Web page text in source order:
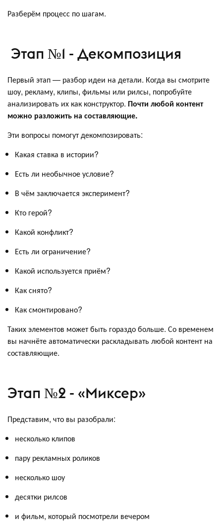
Разберём процесс по шагам.
Этап №1 - Декомпозиция
Первый этап — разбор идеи на детали. Когда вы смотрите
шоу, рекламу, клипы, фильмы или рилсы, попробуйте
анализировать их как конструктор. Почти любой контент
можно разложить на составляющие.
Эти вопросы помогут декомпозировать:
Какая ставка в истории?
Есть ли необычное условие?
В чём заключается эксперимент?
Кто герой?
Какой конфликт?
Есть ли ограничение?
Какой используется приём?
Как снято?
Как смонтировано?
Таких элементов может быть гораздо больше. Со временем
вы начнёте автоматически раскладывать любой контент на
составляющие.
Этап №2 - «Миксер»
Представим, что вы разобрали:
несколько клипов
пару рекламных роликов
несколько шоу
десятки рилсов
и фильм, который посмотрели вечером